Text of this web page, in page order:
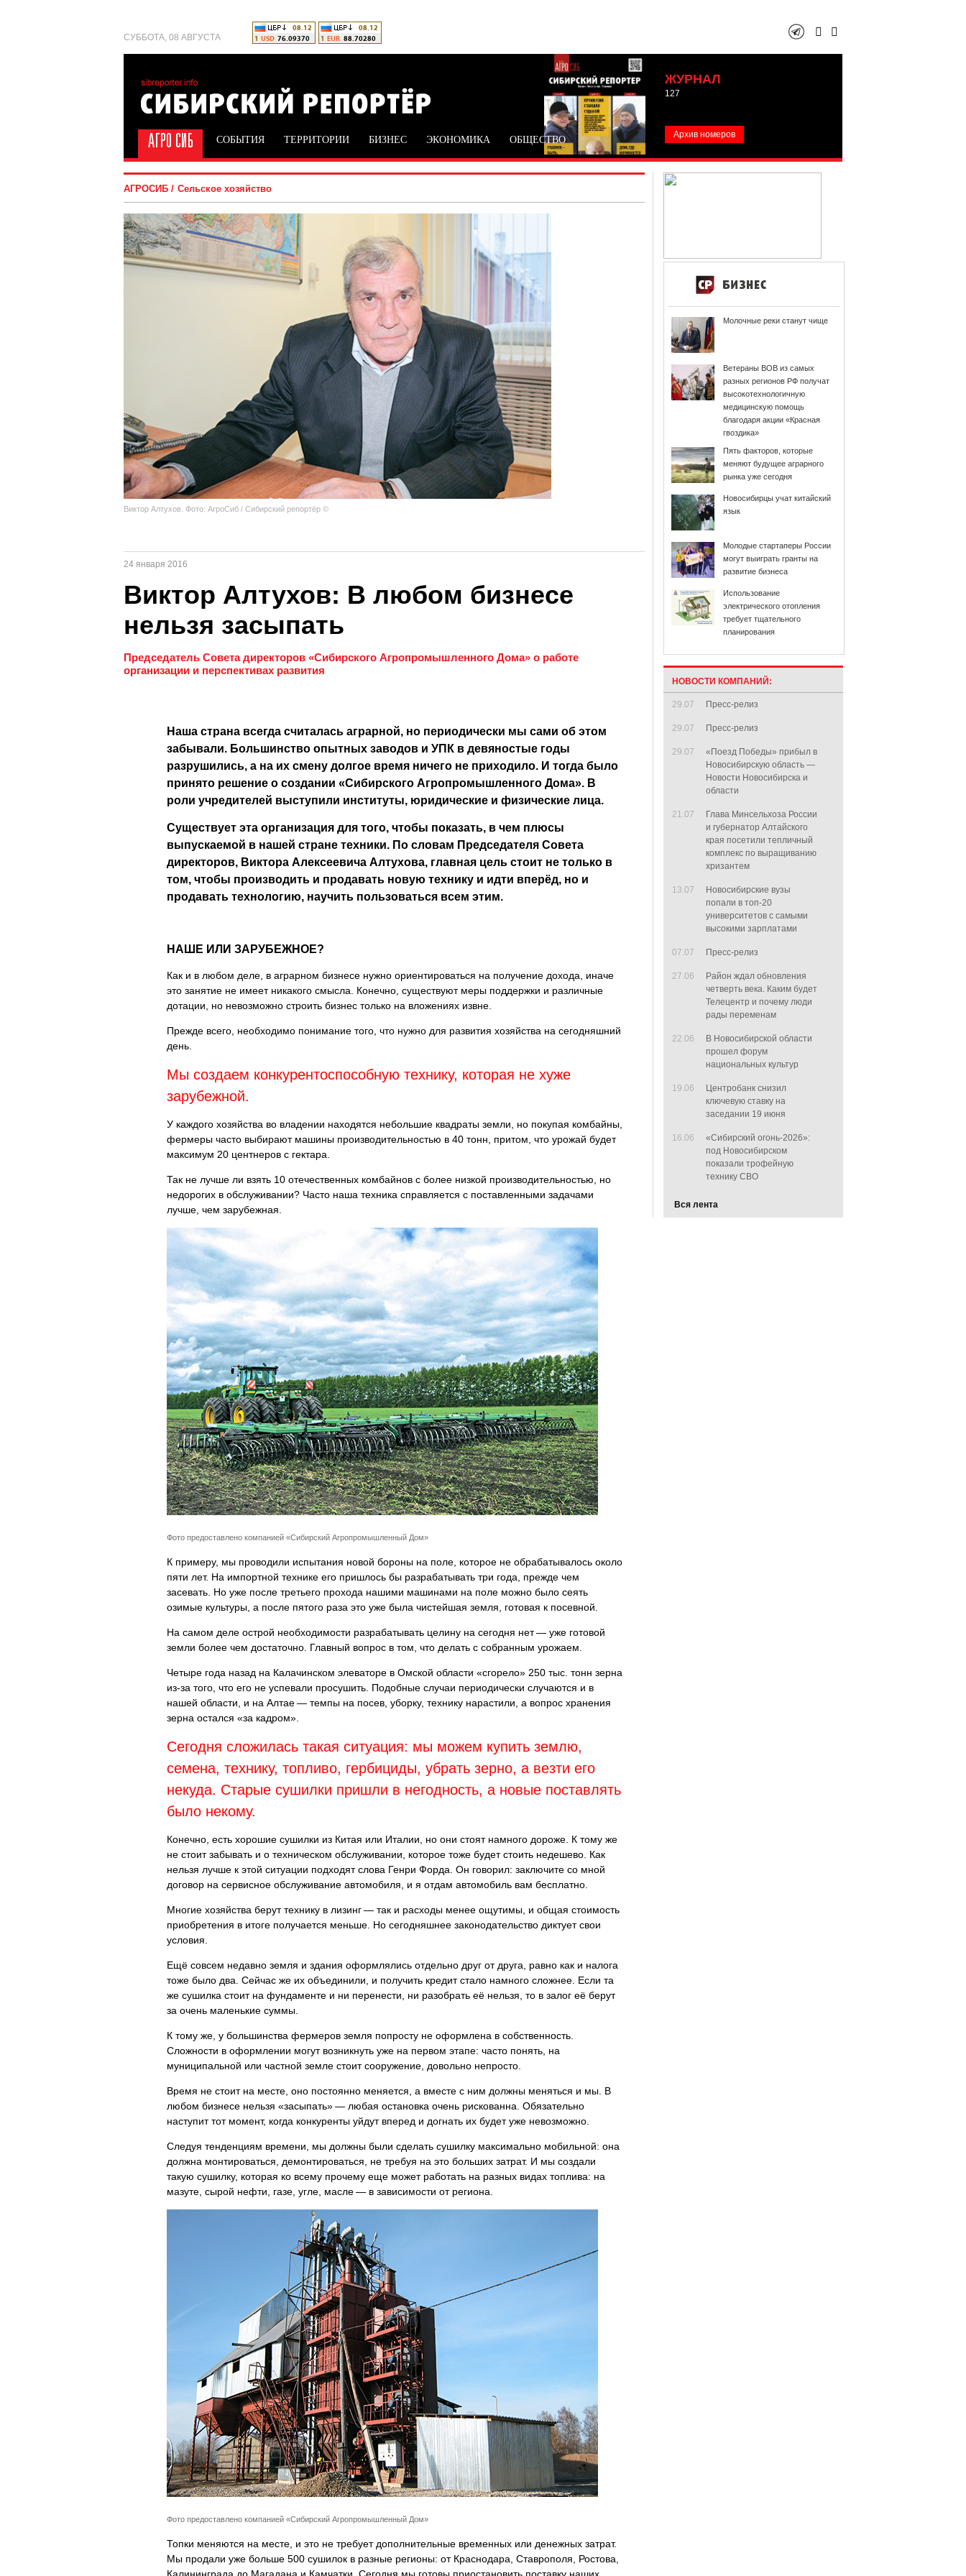
СУББОТА, 08 АВГУСТА
ЖУРНАЛ
127
Архив номеров
СОБЫТИЯ ТЕРРИТОРИИ БИЗНЕС ЭКОНОМИКА ОБЩЕСТВО
АГРОСИБ Сельское хозяйство
Виктор Алтухов. Фото: АгроСиб / Сибирский репортёр ©
24 января 2016
Виктор Алтухов: В любом бизнесе
нельзя засыпать
Председатель Cовета директоров «Сибирского Агропромышленного Дома» о работе
организации и перспективах развития
Наша страна всегда считалась аграрной, но периодически мы сами об этом
забывали. Большинство опытных заводов и УПК в девяностые годы
разрушились, а на их смену долгое время ничего не приходило. И тогда было
принято решение о создании «Сибирского Агропромышленного Дома». В
роли учредителей выступили институты, юридические и физические лица.
Существует эта организация для того, чтобы показать, в чем плюсы
выпускаемой в нашей стране техники. По словам Председателя Cовета
директоров, Виктора Алексеевича Алтухова, главная цель стоит не только в
том, чтобы производить и продавать новую технику и идти вперёд, но и
продавать технологию, научить пользоваться всем этим.
НАШЕ ИЛИ ЗАРУБЕЖНОЕ?
Как и в любом деле, в аграрном бизнесе нужно ориентироваться на получение дохода, иначе
это занятие не имеет никакого смысла. Конечно, существуют меры поддержки и различные
дотации, но невозможно строить бизнес только на вложениях извне.
Прежде всего, необходимо понимание того, что нужно для развития хозяйства на сегодняшний
день.
Мы создаем конкурентоспособную технику, которая не хуже
зарубежной.
У каждого хозяйства во владении находятся небольшие квадраты земли, но покупая комбайны,
фермеры часто выбирают машины производительностью в 40 тонн, притом, что урожай будет
максимум 20 центнеров с гектара.
Так не лучше ли взять 10 отечественных комбайнов с более низкой производительностью, но
недорогих в обслуживании? Часто наша техника справляется с поставленными задачами
лучше, чем зарубежная.
Фото предоставлено компанией «Сибирский Агропромышленный Дом»
К примеру, мы проводили испытания новой бороны на поле, которое не обрабатывалось около
пяти лет. На импортной технике его пришлось бы разрабатывать три года, прежде чем
засевать. Но уже после третьего прохода нашими машинами на поле можно было сеять
озимые культуры, а после пятого раза это уже была чистейшая земля, готовая к посевной.
На самом деле острой необходимости разрабатывать целину на сегодня нет — уже готовой
земли более чем достаточно. Главный вопрос в том, что делать с собранным урожаем.
Четыре года назад на Калачинском элеваторе в Омской области «сгорело» 250 тыс. тонн зерна
из-за того, что его не успевали просушить. Подобные случаи периодически случаются и в
нашей области, и на Алтае — темпы на посев, уборку, технику нарастили, а вопрос хранения
зерна остался «за кадром».
Сегодня сложилась такая ситуация: мы можем купить землю,
семена, технику, топливо, гербициды, убрать зерно, а везти его
некуда. Старые сушилки пришли в негодность, а новые поставлять
было некому.
Конечно, есть хорошие сушилки из Китая или Италии, но они стоят намного дороже. К тому же
не стоит забывать и о техническом обслуживании, которое тоже будет стоить недешево. Как
нельзя лучше к этой ситуации подходят слова Генри Форда. Он говорил: заключите со мной
договор на сервисное обслуживание автомобиля, и я отдам автомобиль вам бесплатно.
Многие хозяйства берут технику в лизинг — так и расходы менее ощутимы, и общая стоимость
приобретения в итоге получается меньше. Но сегодняшнее законодательство диктует свои
условия.
Ещё совсем недавно земля и здания оформлялись отдельно друг от друга, равно как и налога
тоже было два. Сейчас же их объединили, и получить кредит стало намного сложнее. Если та
же сушилка стоит на фундаменте и ни перенести, ни разобрать её нельзя, то в залог её берут
за очень маленькие суммы.
К тому же, у большинства фермеров земля попросту не оформлена в собственность.
Сложности в оформлении могут возникнуть уже на первом этапе: часто понять, на
муниципальной или частной земле стоит сооружение, довольно непросто.
Время не стоит на месте, оно постоянно меняется, а вместе с ним должны меняться и мы. В
любом бизнесе нельзя «засыпать» — любая остановка очень рискованна. Обязательно
наступит тот момент, когда конкуренты уйдут вперед и догнать их будет уже невозможно.
Следуя тенденциям времени, мы должны были сделать сушилку максимально мобильной: она
должна монтироваться, демонтироваться, не требуя на это больших затрат. И мы создали
такую сушилку, которая ко всему прочему еще может работать на разных видах топлива: на
мазуте, сырой нефти, газе, угле, масле — в зависимости от региона.
Фото предоставлено компанией «Сибирский Агропромышленный Дом»
Топки меняются на месте, и это не требует дополнительные временных или денежных затрат.
Мы продали уже больше 500 сушилок в разные регионы: от Краснодара, Ставрополя, Ростова,
Молочные реки станут чище
Ветераны ВОВ из самых
разных регионов РФ получат
высокотехнологичную
медицинскую помощь
благодаря акции «Красная
гвоздика»
Пять факторов, которые
меняют будущее аграрного
рынка уже сегодня
Новосибирцы учат китайский
язык
Молодые стартаперы России
могут выиграть гранты на
развитие бизнеса
Использование
электрического отопления
требует тщательного
планирования
НОВОСТИ КОМПАНИЙ:
29.07 Пресс-релиз
29.07 Пресс-релиз
29.07
«Поезд Победы» прибыл в
Новосибирскую область —
Новости Новосибирска и
области
21.07
Глава Минсельхоза России
и губернатор Алтайского
края посетили тепличный
комплекс по выращиванию
хризантем
13.07
Новосибирские вузы
попали в топ-20
университетов с самыми
высокими зарплатами
07.07 Пресс-релиз
27.06
Район ждал обновления
четверть века. Каким будет
Телецентр и почему люди
рады переменам
22.06
В Новосибирской области
прошел форум
национальных культур
19.06
Центробанк снизил
ключевую ставку на
заседании 19 июня
16.06
«Сибирский огонь-2026»:
под Новосибирском
показали трофейную
технику СВО
Вся лента